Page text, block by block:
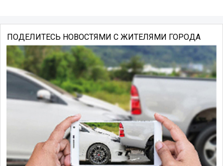
ПОДЕЛИТЕСЬ НОВОСТЯМИ С ЖИТЕЛЯМИ ГОРОДА